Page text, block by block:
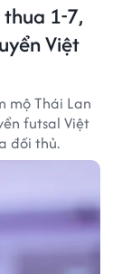
1-7,
Việt
mộ Thái Lan
futsal Việt
đối thủ.